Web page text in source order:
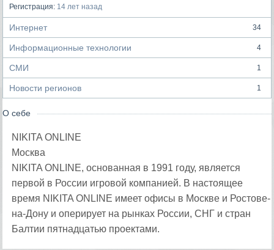
Регистрация: 14 лет назад
Интернет 34
Информационные технологии 4
СМИ 1
Новости регионов 1
О себе
NIKITA ONLINE
Москва
NIKITA ONLINE, основанная в 1991 году, является
первой в России игровой компанией. В настоящее
время NIKITA ONLINE имеет офисы в Москве и Ростове-
на-Дону и оперирует на рынках России, СНГ и стран
Балтии пятнадцатью проектами.